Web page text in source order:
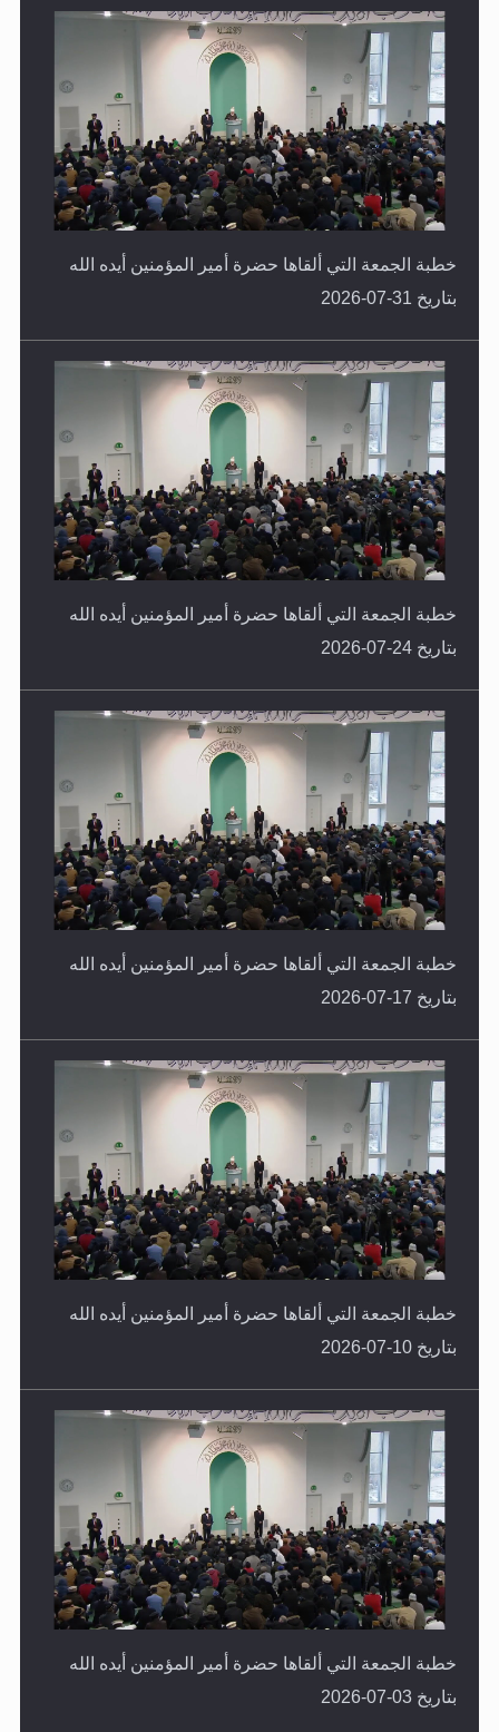
حقيقة المسيح الدجال
خطبة الجمعة التي ألقاها حضرة أمير المؤمنين أيده الله
بتاريخ 31-07-2026
خطبة الجمعة التي ألقاها حضرة أمير المؤمنين أيده الله
بتاريخ 24-07-2026
خطبة الجمعة التي ألقاها حضرة أمير المؤمنين أيده الله
بتاريخ 17-07-2026
خطبة الجمعة التي ألقاها حضرة أمير المؤمنين أيده الله
بتاريخ 10-07-2026
خطبة الجمعة التي ألقاها حضرة أمير المؤمنين أيده الله
بتاريخ 03-07-2026